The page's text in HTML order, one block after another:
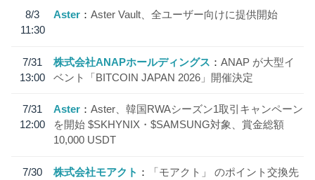
8/3
11:30
Aster Aster Vault、全ユーザー向けに提供開始
7/31
13:00
株式会社ANAPホールディングス
ANAP が大型イ
ベント「BITCOIN JAPAN 2026」開催決定
7/31
12:00
Aster
Aster、韓国RWAシーズン1取引キャンペーン
を開始 $SKHYNIX・$SAMSUNG対象、賞金総額
10,000 USDT
7/30
株式会社モアクト
「モアクト」 のポイント交換先